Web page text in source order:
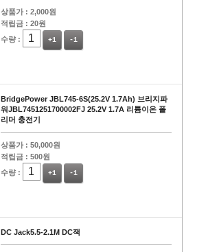
상품가 : 2,000원
적립금 : 20원
수량 :
+1 -1
BridgePower JBL745-6S(25.2V 1.7Ah) 브리지파
워JBL7451251700002FJ 25.2V 1.7A 리튬이온 폴
리머 충전기
상품가 : 50,000원
적립금 : 500원
수량 :
+1 -1
DC Jack5.5-2.1M DC잭